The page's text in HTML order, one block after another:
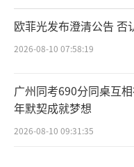
在于是否突破12秒
了运动员可以是流
生命体。
实际上，女性
往需要更加小心。
皙柔美，失去标志
欧菲光发布澄清公告 否
2026-08-10 07:58:19
广州同考690分同桌互
年默契成就梦想
2026-08-10 09:31:35